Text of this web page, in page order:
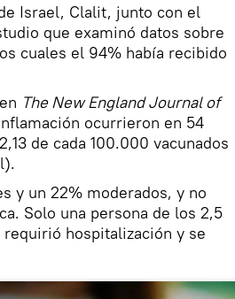
Israel, Clalit, junto con el
que examinó datos sobre
cuales el 94% había recibido
The New England Journal of
ocurrieron en 54
de cada 100.000 vacunados
y un 22% moderados, y no
Solo una persona de los 2,5
hospitalización y se